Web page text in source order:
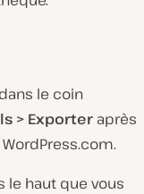
dans le coin
> Exporter après
le haut que vous